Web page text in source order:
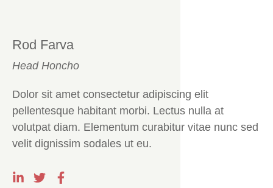
Rod Farva
Head Honcho
Dolor sit amet consectetur adipiscing elit
pellentesque habitant morbi. Lectus nulla at
volutpat diam. Elementum curabitur vitae nunc sed
velit dignissim sodales ut eu.